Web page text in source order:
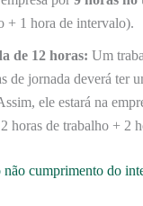
+ 1 hora de intervalo).
de 12 horas: Um
de jornada deverá ter
ele estará na
horas de trabalho + 2
não cumprimento do